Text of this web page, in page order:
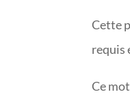
Cette
requis
Ce